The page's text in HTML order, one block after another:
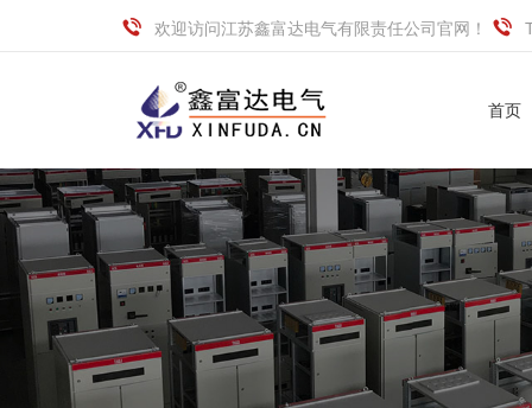
欢迎访问江苏鑫富达电气有限责任公司官网！
首页